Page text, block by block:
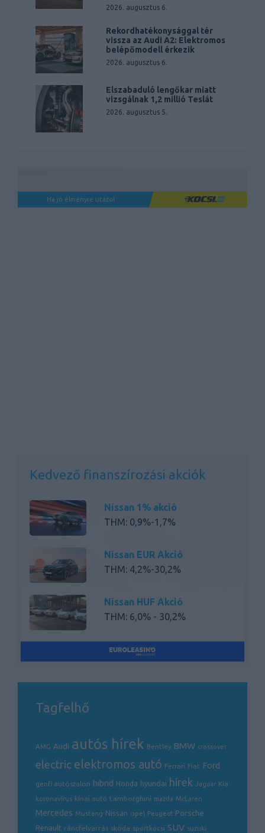
2026. augusztus 6.
Rekordhatékonysággal tér
vissza az Audi A2: Elektromos
belépőmodell érkezik
2026. augusztus 6.
Elszabaduló lengőkar miatt
vizsgálnak 1,2 millió Teslát
2026. augusztus 5.
Ha jó élményre utazol
Kedvező finanszírozási akciók
Nissan 1% akció
THM: 0,9%-1,7%
Nissan EUR Akció
THM: 4,2%-30,2%
Nissan HUF Akció
THM: 6,0% - 30,2%
Tagfelhő
AMG Audi autós hírek Bentley BMW crossover
electric elektromos autó Ferrari Fiat Ford
genfi autószalon hibrid Honda hyundai hírek Jaguar Kia
koronavírus kínai autó Lamborghini mazda McLaren
Mercedes Mustang Nissan opel Peugeot Porsche
Renault ráncfelvarrás skoda sportkocsi SUV suzuki